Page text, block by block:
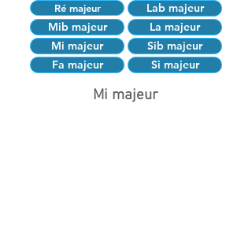
Ré majeur
Lab majeur
Mib majeur
La majeur
Mi majeur
Sib majeur
Fa majeur
Si majeur
Mi majeur